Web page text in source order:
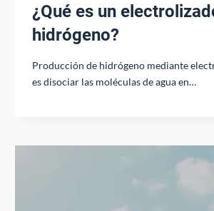
¿Qué es un
hidrógeno?
Producción de hidrógeno mediante
es disociar las moléculas de agua en…